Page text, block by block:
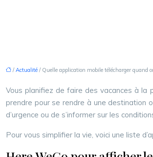
/Actualité / Quelle application mobile télécharger quand
Vous planifiez de faire des vacances à la
prendre pour se rendre à une destination
d’urgence ou de s’informer sur les
Pour vous simplifier la vie, voici une liste